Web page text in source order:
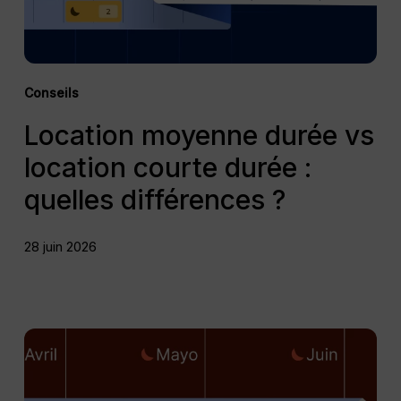
Conseils
quelles
différences
Location moyenne durée vs
location courte durée :
quelles différences ?
28 juin 2026
Les
meilleures